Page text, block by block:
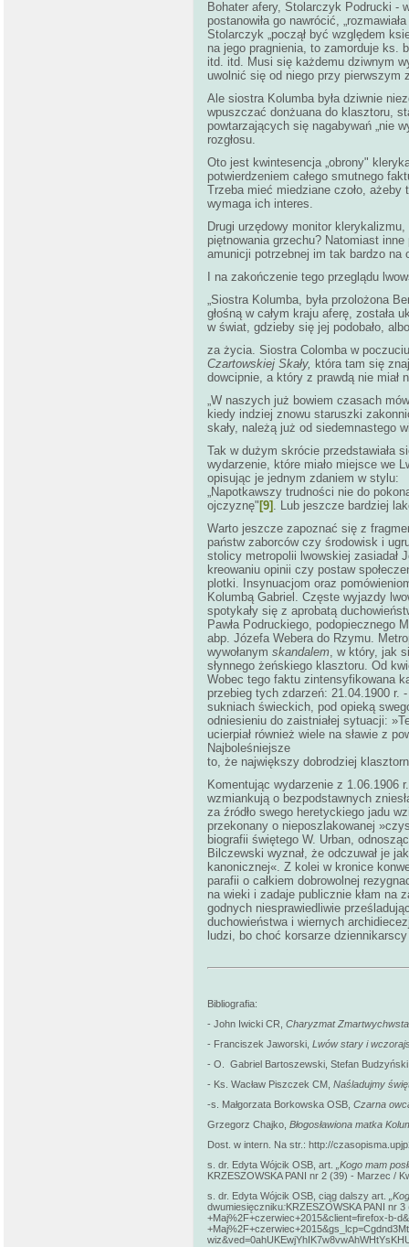
Bohater afery, Stolarczyk Podrucki -
postanowiła go nawrócić,
Stolarczyk „począł być względem
na jego pragnienia, to zamorduje ks.
itd. itd. Musi się każdemu dziwnym
uwolnić się od niego przy pierwszym
Ale siostra Kolumba była dziwnie
wpuszczać donżuana do klasztoru,
powtarzających się nagabywań „nie
rozgłosu.
Oto jest kwintesencja „obrony"
potwierdzeniem całego smutnego
Trzeba mieć miedziane czoło,
wymaga ich interes.
Drugi urzędowy monitor
piętnowania grzechu? Natomiast
amunicji potrzebnej im tak bardzo na
I na zakończenie tego przeglądu
„Siostra Kolumba, była przolożona
głośną w całym kraju aferę, została
w świat, gdzieby się jej podobało,
za życia. Siostra Colomba w
Czartowskiej Skały, która tam się
dowcipnie, a który z prawdą nie miał
„W naszych już bowiem czasach
kiedy indziej znowu staruszki
skały, należą już od siedemnastego
Tak w dużym skrócie przedstawiała
wydarzenie, które miało miejsce we
opisując je jednym zdaniem w stylu:
„Napotkawszy trudności nie do
ojczyznę"[9] Lub jeszcze bardziej
Warto jeszcze zapoznać się z
państw zaborców czy środowisk i
stolicy metropolii lwowskiej zasiadał
kreowaniu opinii czy postaw
plotki. Insynuacjom oraz
Kolumbą Gabriel. Częste wyjazdy
spotykały się z aprobatą
Pawła Podruckiego, podopiecznego
abp. Józefa Webera do Rzymu.
wywołanym skandalem , w który, jak
słynnego żeńskiego klasztoru. Od
Wobec tego faktu zintensyfikowana
przebieg tych zdarzeń: 21.04.1900 r.
sukniach świeckich, pod opieką
odniesieniu do zaistniałej sytuacji:
ucierpiał również wiele na sławie z
Najboleśniejsze
to, że największy dobrodziej
Komentując wydarzenie z 1.06.1906
wzmiankują o bezpodstawnych
za źródło swego heretyckiego jadu
przekonany o nieposzlakowanej
biografii świętego W. Urban,
Bilczewski wyznał, że odczuwał je
kanonicznej«. Z kolei w kronice
parafii o całkiem dobrowolnej
na wieki i zadaje publicznie kłam na
godnych niesprawiedliwie
duchowieństwa i wiernych
ludzi, bo choć korsarze
Bibliografia:
- John Iwicki CR, Charyzmat
- Franciszek Jaworski, Lwów stary i
- O. Gabriel Bartoszewski, Stefan
- Ks. Wacław Piszczek CM, Naśladujmy
-s. Małgorzata Borkowska OSB, Czarna
Grzegorz Chajko, Błogosławiona matka
Dost. w intern. Na str.: http://
s. dr. Edyta Wójcik OSB, art.
„Kogo mam
KRZESZOWSKA PANI nr 2 (39) - Marzec /
s. dr. Edyta Wójcik OSB, ciąg dalszy art.
dwumiesięczniku:KRZESZOWSKA PANI nr
+Maj%2F+czerwiec+2015&client=firefox-b-